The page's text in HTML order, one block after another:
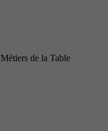
de la Table